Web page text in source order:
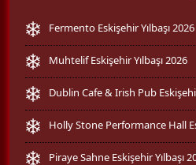
Fermento Eskişehir Yılbaşı 2026
Muhtelif Eskişehir Yılbaşı 2026
Dublin Cafe & Irish Pub
Holly Stone Performance Hall
Piraye Sahne Eskişehir Yılbaşı